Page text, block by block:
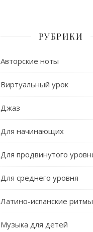
РУБРИКИ
Авторские ноты
Виртуальный урок
Джаз
Для начинающих
Для продвинутого
Для среднего уровня
Латино-испанские ритмы
Музыка для детей